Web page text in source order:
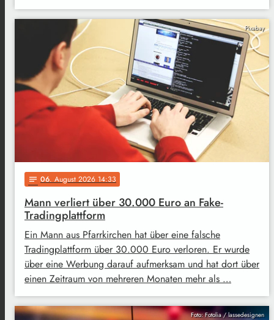
Pixabay
notes 06. August 2026 14:33
Mann verliert über 30.000 Euro an Fake-
Tradingplattform
Ein Mann aus Pfarrkirchen hat über eine falsche
Tradingplattform über 30.000 Euro verloren. Er wurde
über eine Werbung darauf aufmerksam und hat dort über
einen Zeitraum von mehreren Monaten mehr als …
Foto: Fotolia / lassedesignen